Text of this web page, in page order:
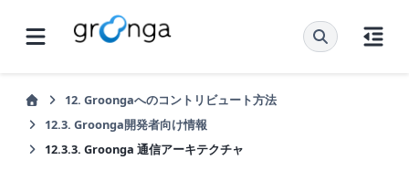
12. Groongaへのコントリビュート方法
12.3. Groonga開発者向け情報
12.3.3. Groonga 通信アーキテクチャ